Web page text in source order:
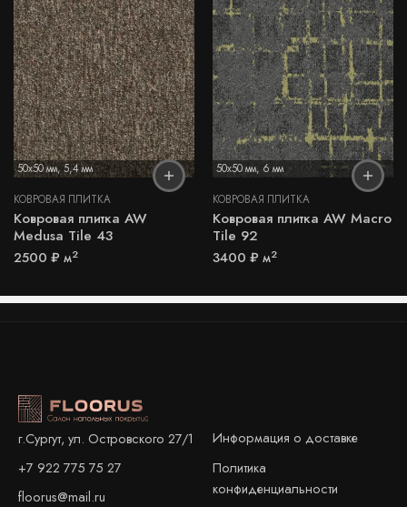
50x50 мм,5,4 мм
КОВРОВАЯ ПЛИТКА
Ковровая плитка AW
Medusa Tile 43
2500 ₽ м2
50x50 мм, 6 мм
КОВРОВАЯ ПЛИТКА
Ковровая плитка AW Macro
Tile 92
3400 ₽ м2
г.Сургут, ул. Островского 27/1
+7 922 775 75 27
floorus@mail.ru
Информация о доставке
Политика
конфиденциальности